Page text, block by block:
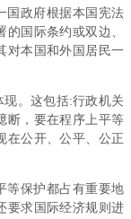
国政府根据本国宪法
国际条约或双边、
对本国和外国居民一
。这包括:行政机关
断，要在程序上平等
在公开、公平、公正
等保护都占有重要地
要求国际经济规则进